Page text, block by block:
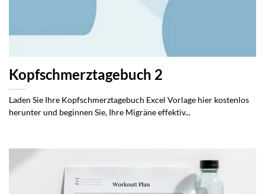
Kopfschmerztagebuch 2
Laden Sie Ihre Kopfschmerztagebuch Excel Vorlage hier kostenlos
herunter und beginnen Sie, Ihre Migräne effektiv...